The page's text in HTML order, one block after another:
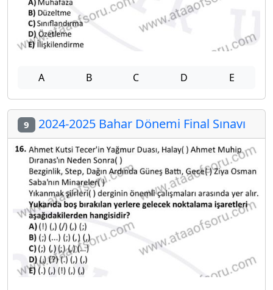
A B C D E
9 2024-2025 Bahar Dönemi Final Sınavı